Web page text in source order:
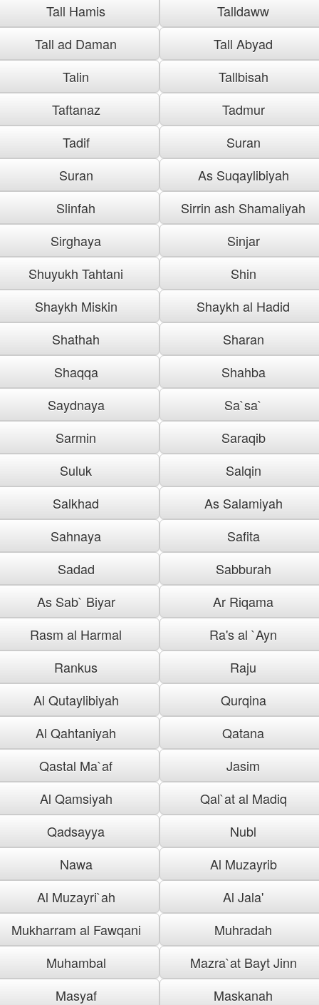
Tall Hamis
Talldaww
Tall ad Daman
Tall Abyad
Talin
Tallbisah
Taftanaz
Tadmur
Tadif
Suran
Suran
As Suqaylibiyah
Slinfah
Sirrin ash Shamaliyah
Sirghaya
Sinjar
Shuyukh Tahtani
Shin
Shaykh Miskin
Shaykh al Hadid
Shathah
Sharan
Shaqqa
Shahba
Saydnaya
Sa`sa`
Sarmin
Saraqib
Suluk
Salqin
Salkhad
As Salamiyah
Sahnaya
Safita
Sadad
Sabburah
As Sab` Biyar
Ar Riqama
Rasm al Harmal
Ra's al `Ayn
Rankus
Raju
Al Qutaylibiyah
Qurqina
Al Qahtaniyah
Qatana
Qastal Ma`af
Jasim
Al Qamsiyah
Qal`at al Madiq
Qadsayya
Nubl
Nawa
Al Muzayrib
Al Muzayri`ah
Al Jala'
Mukharram al Fawqani
Muhradah
Muhambal
Mazra`at Bayt Jinn
Masyaf
Maskanah